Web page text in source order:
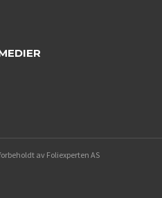
av Foliexperten AS